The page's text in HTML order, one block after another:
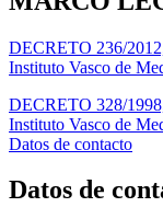
DECRETO 236/
Instituto Vasco de
DECRETO 328/
Instituto Vasco de
Datos de contacto
Datos de